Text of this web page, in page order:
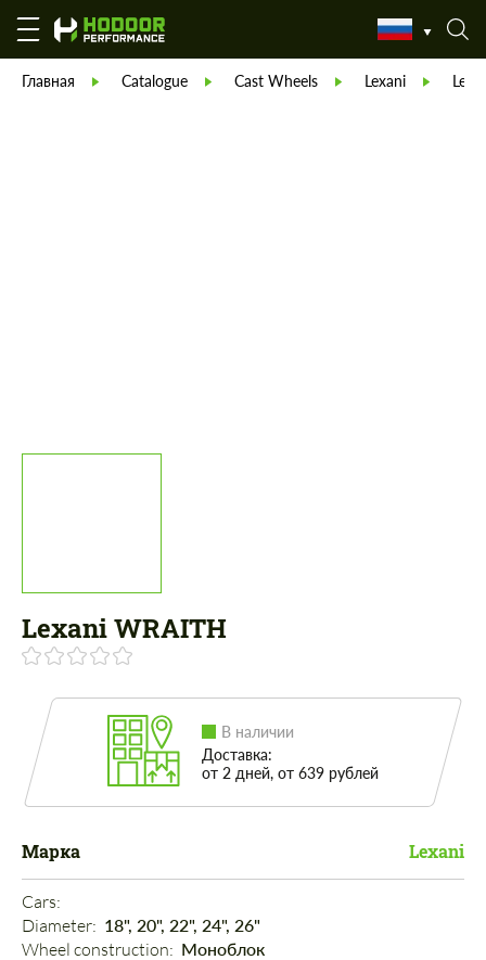
Главная Catalogue Cast Wheels Lexani
Lexani WRAITH
В наличии
Доставка:
от 2 дней, от 639 рублей
Марка Lexani
Cars:
Diameter: 18", 20", 22", 24", 26"
Wheel construction: Моноблок